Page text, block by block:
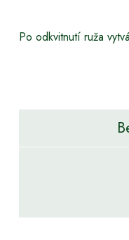
Po odkvitnutí ruža